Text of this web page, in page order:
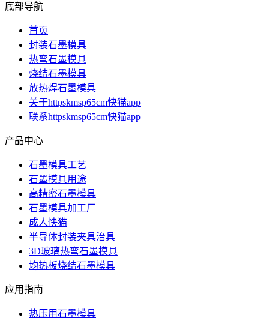
底部导航
首页
封装石墨模具
热弯石墨模具
烧结石墨模具
放热焊石墨模具
关于httpskmsp65cm快猫app
联系httpskmsp65cm快猫app
产品中心
石墨模具工艺
石墨模具用途
高精密石墨模具
石墨模具加工厂
成人快猫
半导体封装夹具治具
3D玻璃热弯石墨模具
均热板烧结石墨模具
应用指南
热压用石墨模具